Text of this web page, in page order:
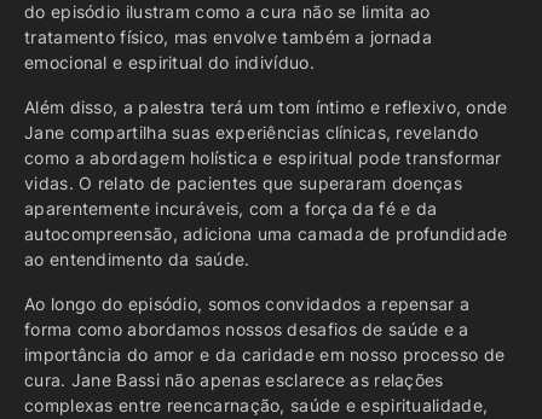
do episódio ilustram como a cura não se limita ao
tratamento físico, mas envolve também a jornada
emocional e espiritual do indivíduo.
Além disso, a palestra terá um tom íntimo e reflexivo, onde
Jane compartilha suas experiências clínicas, revelando
como a abordagem holística e espiritual pode transformar
vidas. O relato de pacientes que superaram doenças
aparentemente incuráveis, com a força da fé e da
autocompreensão, adiciona uma camada de profundidade
ao entendimento da saúde.
Ao longo do episódio, somos convidados a repensar a
forma como abordamos nossos desafios de saúde e a
importância do amor e da caridade em nosso processo de
cura. Jane Bassi não apenas esclarece as relações
complexas entre reencarnação, saúde e espiritualidade,